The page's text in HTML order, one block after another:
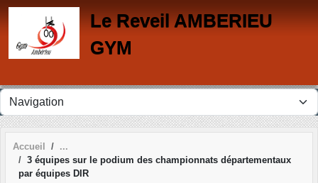
Le Reveil AMBERIEU
GYM
Accueil
3 équipes sur le podium des championnats départementaux
par équipes DIR
Panneau de gestion des cookies